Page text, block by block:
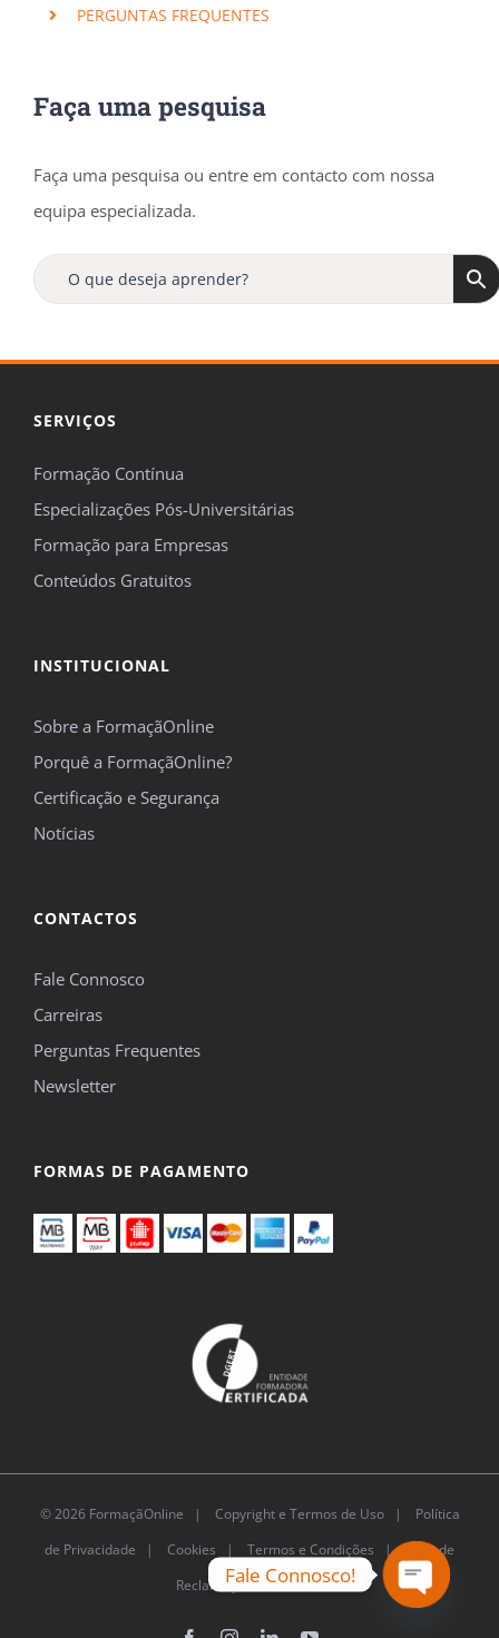
PERGUNTAS FREQUENTES
Faça uma pesquisa
Faça uma pesquisa ou entre em contacto com nossa
equipa especializada.
SERVIÇOS
Formação Contínua
Especializações Pós-Universitárias
Formação para Empresas
Conteúdos Gratuitos
INSTITUCIONAL
Sobre a FormaçãOnline
Porquê a FormaçãOnline?
Certificação e Segurança
Notícias
CONTACTOS
Fale Connosco
Carreiras
Perguntas Frequentes
Newsletter
FORMAS DE PAGAMENTO
© 2026 FormaçãOnline | Copyright e Termos de Uso|
Política
de Privacidade | Cookies | Termos e Condições |Livro de
Reclamações Eletrónico
Fale Connosco!
Open